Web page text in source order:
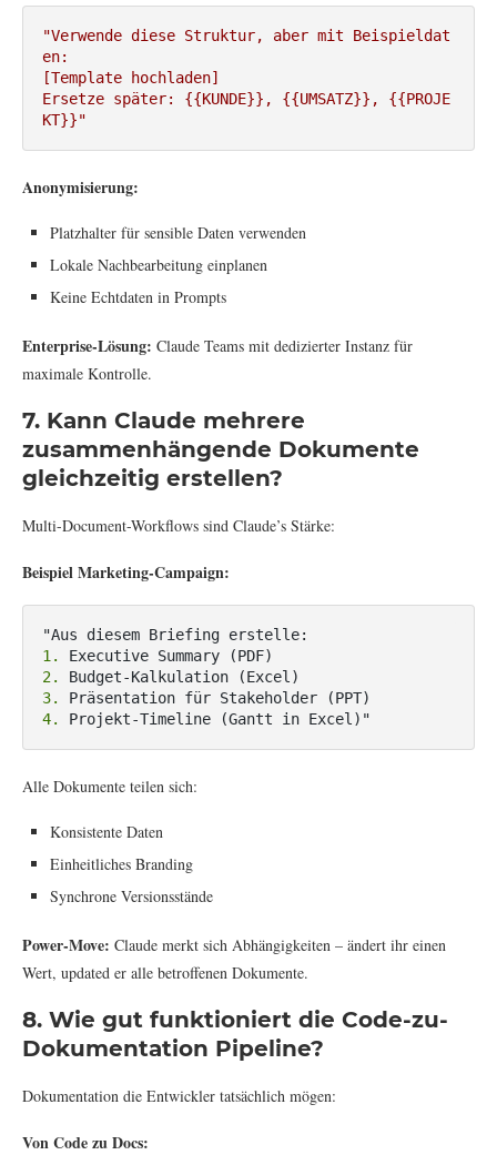
"Verwende diese Struktur, aber mit Beispieldat
en:
[Template hochladen]
Ersetze später: {{KUNDE}}, {{UMSATZ}}, {{PROJE
KT}}"
Anonymisierung:
Platzhalter für sensible Daten verwenden
Lokale Nachbearbeitung einplanen
Keine Echtdaten in Prompts
Enterprise-Lösung: Claude Teams mit dedizierter Instanz für
maximale Kontrolle.
7. Kann Claude mehrere
zusammenhängende Dokumente
gleichzeitig erstellen?
Multi-Document-Workflows sind Claude’s Stärke:
Beispiel Marketing-Campaign:
1.
2.
3.
4. Projekt-Timeline (Gantt in Excel)"
Alle Dokumente teilen sich:
Konsistente Daten
Einheitliches Branding
Synchrone Versionsstände
Power-Move: Claude merkt sich Abhängigkeiten – ändert ihr einen
Wert, updated er alle betroffenen Dokumente.
8. Wie gut funktioniert die Code-zu-
Dokumentation Pipeline?
Dokumentation die Entwickler tatsächlich mögen:
Von Code zu Docs: